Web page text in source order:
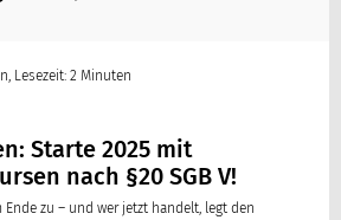
Lesezeit: 2 Minuten
Starte 2025 mit
nach §20 SGB V!
Ende zu – und wer jetzt handelt, legt den